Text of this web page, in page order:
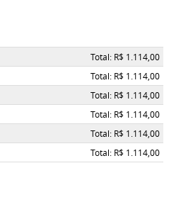
Total: R$ 1.114,00
Total: R$ 1.114,00
Total: R$ 1.114,00
Total: R$ 1.114,00
Total: R$ 1.114,00
Total: R$ 1.114,00